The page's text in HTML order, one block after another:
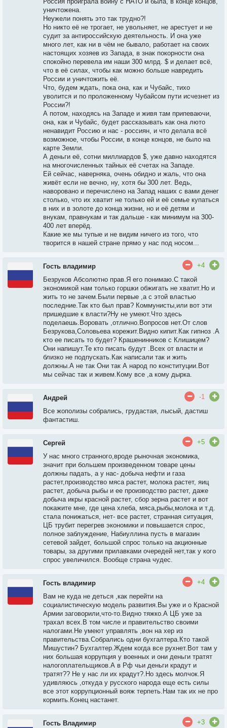
уничтожена.
Неужели понять это так трудно?!
Но никто её не трогает, не увольняет, не арестует и не
судит за антироссийскую деятельность. И она уже
много лет, как ни в чём не бывало, работает на своих
настоящих хозяев из Запада, в знак покорности она
спокойно перевела им наши 300 млрд. $ и делает всё,
что в её силах, чтобы как можно больше навредить
России и уничтожить её.
Что, будем ждать, пока она, как и Чубайс, тихо
уволится и по проложенному Чубайсом пути исчезнет из
России?!
А потом, находясь на Западе и живя там припеваючи,
она, как и Чубайс, будет рассказывать как она люто
ненавидит Россию и нас - россиян, и что делала всё
возможное, чтобы России, в конце концов, не было на
карте Земли.
А деньги её, сотни миллиардов $, уже давно находятся
на многочисленных тайных её счетах на Западе.
Ей сейчас, наверняка, очень обидно и жаль, что она
живёт если не вечно, ну, хотя бы 300 лет. Ведь,
наворовано и перечислено на Запад наших с вами денег
столько, что их хватит не только ей и её семье купаться
в них и в золоте до конца жизни, но и её детям и
внукам, правнукам и так дальше - как минимум на 300-
400 лет вперёд.
Какие же мы тупые и не видим ничего из того, что
творится в нашей стране прямо у нас под носом...
Гость владимир
+4
Безруков Абсолютно прав.Я его понимаю.С такой
экономикой нам только горшки обжигать не хватит.Но и
жить то не зачем.Были первые ,а с этой властью
последние.Так кто был прав? Коммунисты,или вот эти
пришедшие к власти?Ну не умеют.Что здесь
поделаешь.Воровать ,отлично.Вопросов нет.От слов
Безрукова,Соловьева корежит.Видно кипит.Как гипноз .А
кто ее писать то будет? Крашенинников с Клишицем?
Они напишут.Те кто писать будут .Всех от власти и
близко не подпускать.Как написали так и жить
должны.А не так Они так А народ по конституции.Вот
мы сейчас так и живем.Кому все ,а кому дырка.
Андрей
-1
Все жополизы собрались, грудастая, лысый, дастиш
фантастиш.
Сергей
+5
У нас много странного,вроде рыночная экономика,
значит при большем произведенном товаре цены
должны падать, а у нас- добыча нефти и газа
растет,производство мяса растет, молока растет, яиц
растет, добыча рыбы и ее производство растет, даже
добыча икры красной растет, сбор зерна растет и вот
покажите мне, где цена хлеба, мяса,рыбы,молока и т.д.
стала понижаться, нет- все растет, странная ситуация,
ЦБ трубит перегрев экономики и повышается спрос,
полное заблуждение, Набиуллина пусть в магазин
сетевой зайдет, большой спрос только на акционные
товары, за другими прилавками очередей нет,так у кого
спрос увеличился. Вообще страна чудес.
Гость владимир
+4
Вам не куда не деться ,как перейти на
социалистическую модель развития.Вы уже и о Красной
Армии заговорили,что-то.Видно тяжко.А ЦБ уже за
трахал всех.В том числе и правительство своими
налогами.Не умеют управлять ,вон на хер из
правительства.Собрались одни бухгалтера.Кто такой
Мишустин? Бухгалтер.Ждем когда все рухнет.Вот там у
них большая коррупция у военных и они деньги тратят
налогоплательщиков.А в Рф чьи деньги крадут и
тратят?? Не у нас ли их крадут?.Но здесь молчок.Я
удивляюсь ,откуда у русского народа еще есть силы
все этот коррупционный вояж терпеть.Нам так их не про
кормить.Конец настанет.
Гость Владимир
+3